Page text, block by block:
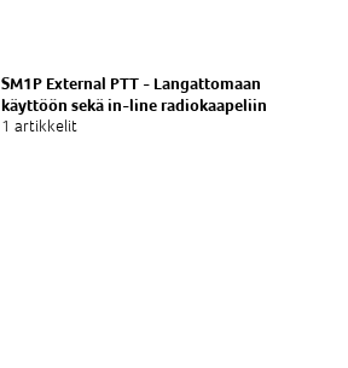
SM1P External PTT - Langattomaan
käyttöön sekä in-line radiokaapeliin
1 artikkelit